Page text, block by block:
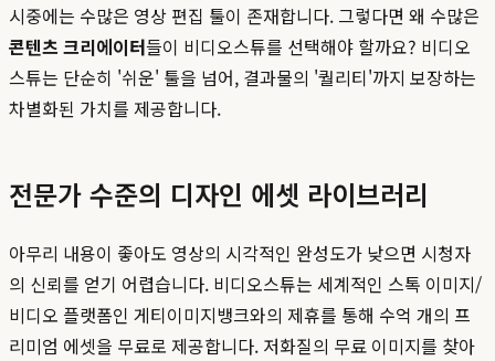
시중에는 수많은 영상 편집 툴이 존재합니다. 그렇다면 왜 수많은
콘텐츠 크리에이터들이 비디오스튜를 선택해야 할까요? 비디오
스튜는 단순히 '쉬운' 툴을 넘어, 결과물의 '퀄리티'까지 보장하는
차별화된 가치를 제공합니다.
전문가 수준의 디자인 에셋 라이브러리
아무리 내용이 좋아도 영상의 시각적인 완성도가 낮으면 시청자
의 신뢰를 얻기 어렵습니다. 비디오스튜는 세계적인 스톡 이미지/
비디오 플랫폼인 게티이미지뱅크와의 제휴를 통해 수억 개의 프
리미엄 에셋을 무료로 제공합니다. 저화질의 무료 이미지를 찾아